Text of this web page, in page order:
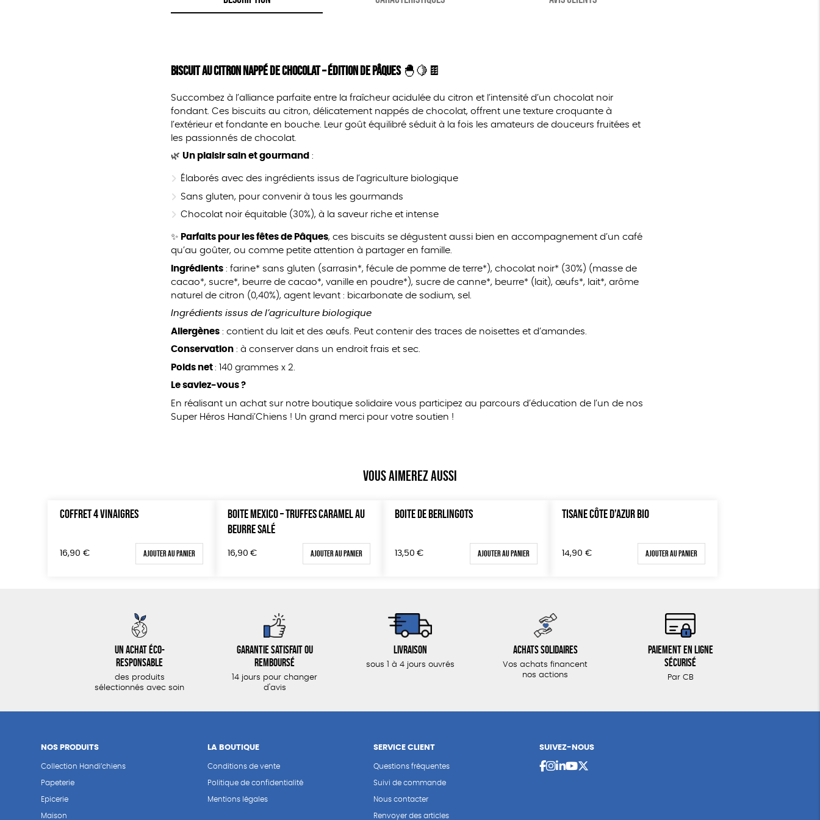
Biscuit au Citron Nappé de Chocolat – Édition de Pâques🐣🍋🍫
Succombez à l’alliance parfaite entre la fraîcheur acidulée du citron et l’intensité d’un chocolat noir
fondant. Ces biscuits au citron, délicatement nappés de chocolat, offrent une texture croquante à
l’extérieur et fondante en bouche. Leur goût équilibré séduit à la fois les amateurs de douceurs fruitées et
les passionnés de chocolat.
🌿Un plaisir sain et gourmand :
Élaborés avec des ingrédients issus de l’agriculture biologique
Sans gluten, pour convenir à tous les gourmands
Chocolat noir équitable (30%), à la saveur riche et intense
✨ Parfaits pour les fêtes de Pâques, ces biscuits se dégustent aussi bien en accompagnement d’un café
qu’au goûter, ou comme petite attention à partager en famille.
Ingrédients : farine* sans gluten (sarrasin*, fécule de pomme de terre*), chocolat noir* (30%) (masse de
cacao*, sucre*, beurre de cacao*, vanille en poudre*), sucre de canne*, beurre* (lait), œufs*, lait*, arôme
naturel de citron (0,40%), agent levant : bicarbonate de sodium, sel.
Ingrédients issus de l’agriculture biologique
Allergènes : contient du lait et des œufs. Peut contenir des traces de noisettes et d’amandes.
Conservation : à conserver dans un endroit frais et sec.
Poids net: 140 grammes x 2.
Le saviez-vous ?
En réalisant un achat sur notre boutique solidaire vous participez au parcours d’éducation de l’un de nos
Super Héros Handi’Chiens ! Un grand merci pour votre soutien !
Vous aimerez aussi
COFFRET 4 VINAIGRES
16,90 € Ajouter au panier
BOITE MEXICO – TRUFFES CARAMEL AU
BEURRE SALÉ
16,90 € Ajouter au panier
BOITE DE BERLINGOTS
13,50 € Ajouter au panier
TISANE CÔTE D’AZUR BIO
14,90 € Ajouter au panier
Un achat éco-
responsable
des produits
sélectionnés avec soin
Garantie satisfait ou
remboursé
14 jours pour changer
d'avis
Livraison
sous 1 à 4 jours ouvrés
Achats solidaires
Vos achats financent
nos actions
Paiement en ligne
sécurisé
Par CB
NOS PRODUITS
Collection Handi’chiens
Papeterie
Epicerie
Maison
LA BOUTIQUE
Conditions de vente
Politique de confidentialité
Mentions légales
SERVICE CLIENT
Questions fréquentes
Suivi de commande
Nous contacter
Renvoyer des articles
SUIVEZ-NOUS